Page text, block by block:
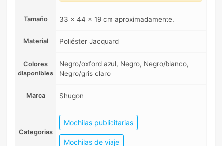
Tamaño 33 x 44 x 19 cm aproximadamente.
Material Poliéster Jacquard
Colores
disponibles
Negro/oxford azul, Negro, Negro/blanco,
Negro/gris claro
Marca Shugon
Categorias
Mochilas publicitarias
Mochilas de viaje